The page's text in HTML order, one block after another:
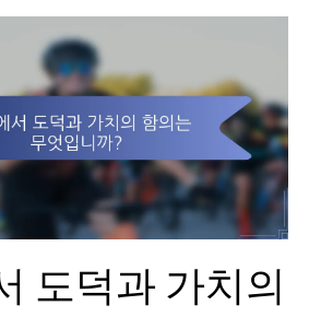
도덕과 가치의